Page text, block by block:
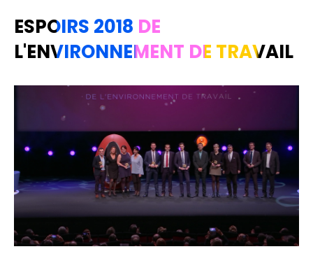
ESPOIRS 2018 DE
L'ENVIRONNEMENT DE TRAVAIL